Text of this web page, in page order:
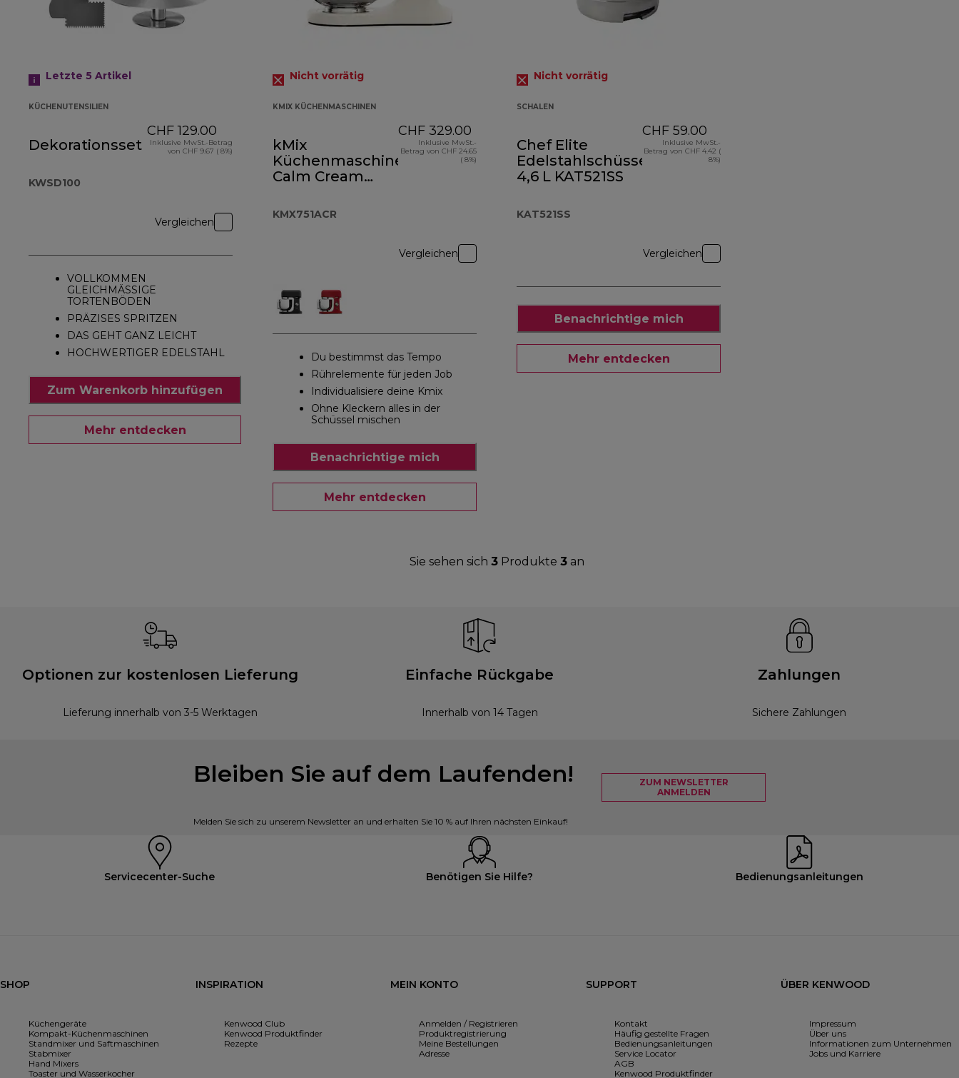
Letzte 5 Artikel
KÜCHENUTENSILIEN
Dekorationsset
KWSD100
CHF 129.00
Inklusive MwSt.-Betrag
von CHF 9.67 ( 8%)
Vergleichen
VOLLKOMMEN
GLEICHMÄSSIGE
TORTENBÖDEN
PRÄZISES SPRITZEN
DAS GEHT GANZ LEICHT
HOCHWERTIGER EDELSTAHL
Zum Warenkorb hinzufügen
Mehr entdecken
Nicht vorrätig
KMIX KÜCHENMASCHINEN
kMix
Küchenmaschine
Calm Cream
KMX751ACR
CHF 329.00
Inklusive MwSt.-
Betrag von CHF 24.65
( 8%)
Vergleichen
Du bestimmst das Tempo
Rührelemente für jeden Job
Individualisiere deine Kmix
Ohne Kleckern alles in der
Schüssel mischen
Benachrichtige mich
Mehr entdecken
Nicht vorrätig
SCHALEN
Chef Elite
Edelstahlschüssel
4,6 L KAT521SS
KAT521SS
CHF 59.00
Inklusive MwSt.-
Betrag von CHF 4.42 (
8%)
Vergleichen
Benachrichtige mich
Mehr entdecken
Sie sehen sich 3Produkte 3an
Optionen zur kostenlosen Lieferung
Lieferung innerhalb von 3-5 Werktagen
Einfache Rückgabe
Innerhalb von 14 Tagen
Zahlungen
Sichere Zahlungen
Bleiben Sie auf dem Laufenden!
Melden Sie sich zu unserem Newsletter an und erhalten Sie 10 % auf Ihren nächsten Einkauf!
ZUM NEWSLETTER
ANMELDEN
Servicecenter-Suche Benötigen Sie Hilfe? Bedienungsanleitungen
SHOP
Küchengeräte
Kompakt-Küchenmaschinen
Standmixer und Saftmaschinen
Stabmixer
Hand Mixers
Toaster und Wasserkocher
INSPIRATION
Kenwood Club
Kenwood Produktfinder
Rezepte
MEIN KONTO
Anmelden / Registrieren
Produktregistrierung
Meine Bestellungen
Adresse
SUPPORT
Kontakt
Häufig gestellte Fragen
Bedienungsanleitungen
Service Locator
AGB
Kenwood Produktfinder
ÜBER KENWOOD
Impressum
Über uns
Informationen zum Unternehmen
Jobs und Karriere